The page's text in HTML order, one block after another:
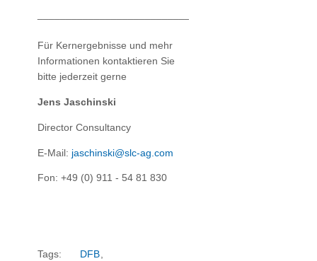
Für Kernergebnisse und mehr
Informationen kontaktieren Sie
bitte jederzeit gerne
Jens Jaschinski
Director Consultancy
E-Mail: jaschinski@slc-ag.com
Fon: +49 (0) 911 - 54 81 830
Tags: DFB